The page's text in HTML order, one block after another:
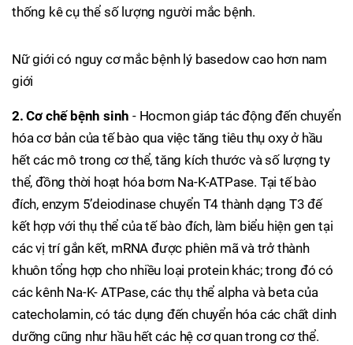
thống kê cụ thể số lượng người mắc bệnh.
Nữ giới có nguy cơ mắc bệnh lý basedow cao hơn nam
giới
2. Cơ chế bệnh sinh - Hocmon giáp tác động đến chuyển
hóa cơ bản của tế bào qua việc tăng tiêu thụ oxy ở hầu
hết các mô trong cơ thể, tăng kích thước và số lượng ty
thể, đồng thời hoạt hóa bơm Na-K-ATPase. Tại tế bào
đích, enzym 5’deiodinase chuyển T4 thành dạng T3 đế
kết hợp với thụ thể của tế bào đích, làm biểu hiện gen tại
các vị trí gắn kết, mRNA được phiên mã và trở thành
khuôn tổng hợp cho nhiều loại protein khác; trong đó có
các kênh Na-K- ATPase, các thụ thể alpha và beta của
catecholamin, có tác dụng đến chuyển hóa các chất dinh
dưỡng cũng như hầu hết các hệ cơ quan trong cơ thể.